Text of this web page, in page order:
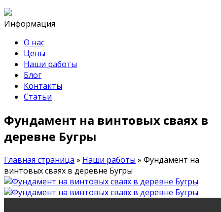
Информация
О нас
Цены
Наши работы
Блог
Контакты
Статьи
Фундамент на винтовых сваях в
деревне Бугры
Главная страница » Наши работы » Фундамент на
винтовых сваях в деревне Бугры